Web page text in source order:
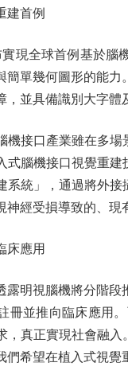
首例
全球首例基於腦機
簡單幾何圖形的能
並具備識別大字體
口產業雖在多場
式腦機接口視覺重
系統」，通過將外
經受損導致的、現
應用
視腦機將分階段
冊並推向臨床應用
，真正實現社會融
希望在植入式視